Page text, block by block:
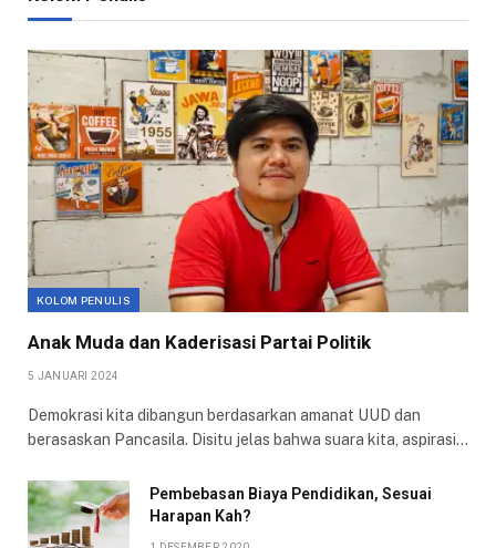
KOLOM PENULIS
Anak Muda dan Kaderisasi Partai Politik
5 JANUARI 2024
Demokrasi kita dibangun berdasarkan amanat UUD dan
berasaskan Pancasila. Disitu jelas bahwa suara kita, aspirasi…
Pembebasan Biaya Pendidikan, Sesuai
Harapan Kah?